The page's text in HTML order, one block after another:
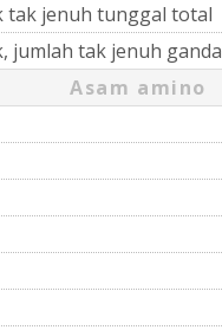
tak jenuh tunggal total
jumlah tak jenuh ganda
Asam amino